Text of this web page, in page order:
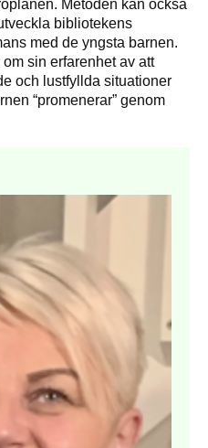
Metoden kan också
bibliotekens
med de yngsta barnen.
om sin erfarenhet av att
och lustfyllda situationer
“promenerar” genom